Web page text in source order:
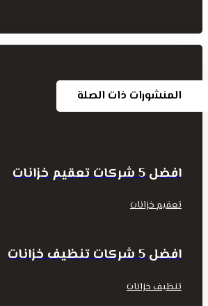
المنشورات ذات الصلة
افضل 5 شركات تعقيم خزانات
تعقيم خزانات
افضل 5 شركات تنظيف خزانات
تنظيف خزانات